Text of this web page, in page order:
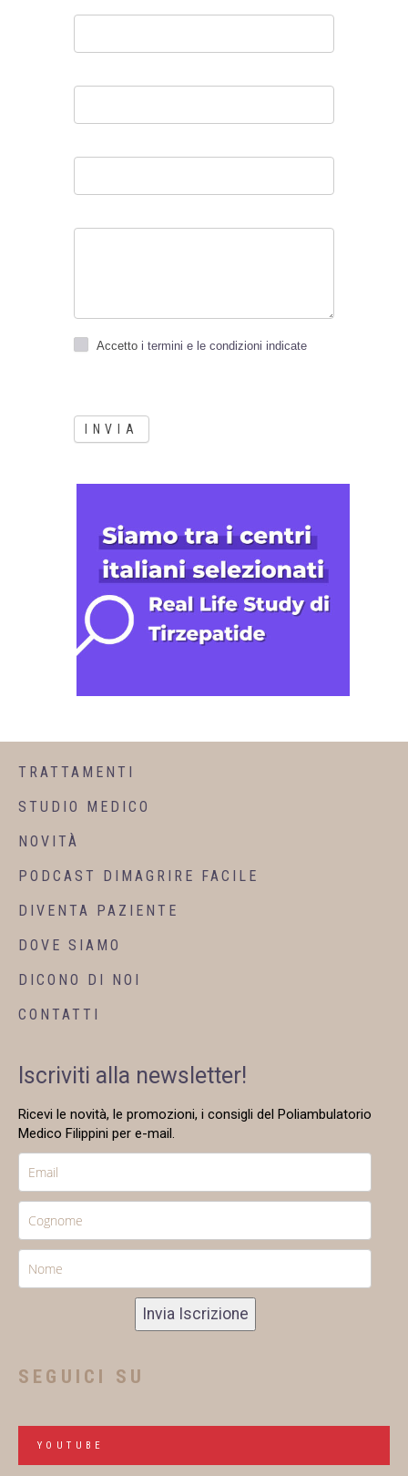
Accetto i termini e le condizioni indicate
INVIA
TRATTAMENTI
STUDIO MEDICO
NOVITÀ
PODCAST DIMAGRIRE FACILE
DIVENTA PAZIENTE
DOVE SIAMO
DICONO DI NOI
CONTATTI
Iscriviti alla newsletter!
Ricevi le novità, le promozioni, i consigli del Poliambulatorio
Medico Filippini per e-mail.
Invia Iscrizione
SEGUICI SU
YOUTUBE